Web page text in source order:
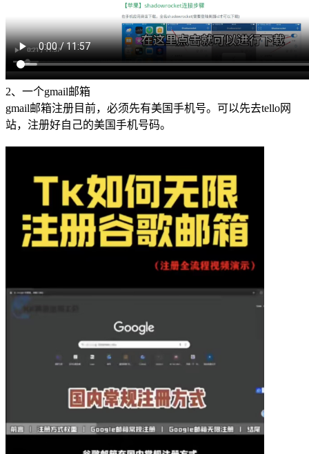
2、一个gmail邮箱
gmail邮箱注册目前，必须先有美国手机号。可以先去tello网
站，注册好自己的美国手机号码。